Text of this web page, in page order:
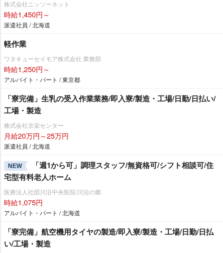
株式会社ニッソーネット
時給1,450円～
派遣社員 / 北海道
軽作業
ワタキューセイモア株式会社 業務部
時給1,250円～
アルバイト・パート / 東京都
「寮完備」生乳の受入作業業務/即入寮/製造・工場/日勤/日払い/
工場・製造
株式会社京栄センター
月給20万円～25万円
派遣社員 / 北海道
NEW
「週1から可」調理スタッフ/無資格可/シフト相談可/住
宅型有料老人ホーム
医療法人社団川沿中央医院/川沿の郷
時給1,075円
アルバイト・パート / 北海道
「寮完備」航空機用タイヤの製造/即入寮/製造・工場/日勤/日払
い/工場・製造